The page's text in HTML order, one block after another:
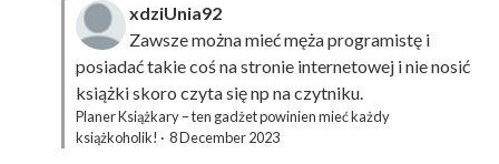
xdziUnia92
Zawsze można mieć męża programistę i
posiadać takie coś na stronie internetowej i nie nosić
książki skoro czyta się np na czytniku.
Planer Książkary – ten gadżet powinien mieć każdy
książkoholik! · 8 December 2023